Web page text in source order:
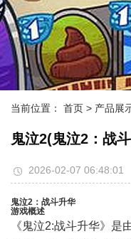
当前位置： 首页 > 产品展
鬼泣2(鬼泣2：战
2026-02-07 06:48:01
鬼泣2：战斗升华
游戏概述
《鬼泣2:战斗升华》是